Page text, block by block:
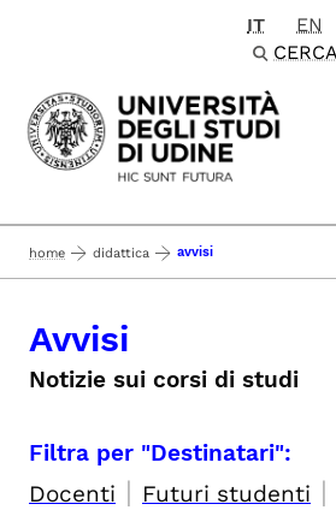
Passa al contenuto
IT EN
CERCA
home didattica avvisi
Avvisi
Notizie sui corsi di studi
Filtra per "Destinatari":
Docenti | Futuri studenti |